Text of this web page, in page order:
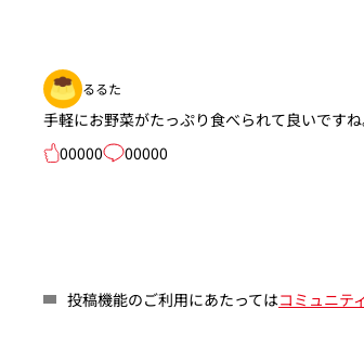
るるた
手軽にお野菜がたっぷり食べられて良いですね
00000
00000
投稿機能のご利用にあたってはコミュニテ